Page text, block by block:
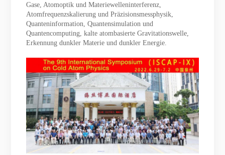
Gase, Atomoptik und Materiewelleninterferenz,
Atomfrequenzskalierung und Präzisionsmessphysik,
Quanteninformation, Quantensimulation und
Quantencomputing, kalte atombasierte Gravitationswelle,
Erkennung dunkler Materie und dunkler Energie.